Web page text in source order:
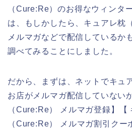
（Cure:Re）のお得なウィンタ
は、もしかしたら、キュアレ枕
メルマガなどで配信しているか
調べてみることにしました。
だから、まずは、ネットでキュ
お店がメルマガ配信していない
（Cure:Re） メルマガ登録】【
（Cure:Re） メルマガ割引クー